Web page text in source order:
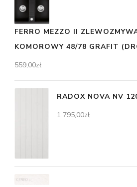
FERRO MEZZO II
KOMOROWY 48/78 GRAFIT
559,00zł
RADOX NOVA NV
1 795,00zł